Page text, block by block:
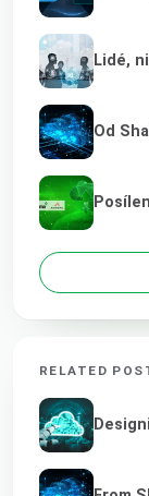
Lidé,
Od
RELATED